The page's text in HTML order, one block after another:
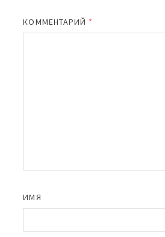
КОММЕНТАРИЙ *
ИМЯ